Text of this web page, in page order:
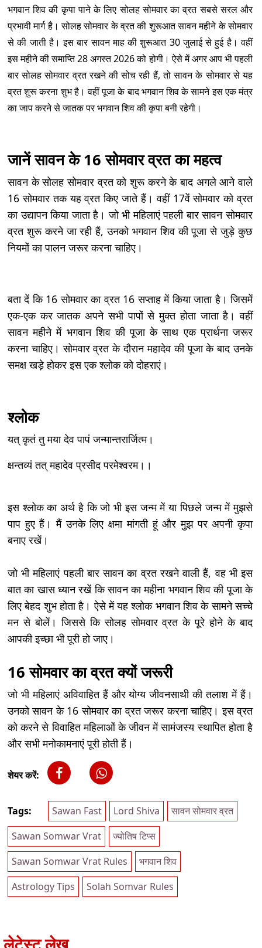
भगवान शिव की कृपा पाने के लिए सोलह सोमवार का व्रत सबसे सरल और
प्रभावी मार्ग है। सोलह सोमवार के व्रत की शुरूआत सावन महीने के सोमवार
से की जाती है। इस बार सावन माह की शुरूआत 30 जुलाई से हुई है। वहीं
इस महीने की समाप्ति 28 अगस्त 2026 को होगी। ऐसे में अगर आप भी पहली
बार सोलह सोमवार व्रत रखने की सोच रही हैं, तो सावन के सोमवार से यह
व्रत शुरू करना शुभ है। वहीं पूजा के बाद भगवान शिव के सामने इस एक मंत्र
का जाप करने से जातक पर भगवान शिव की कृपा बनी रहेगी।
जानें सावन के 16 सोमवार व्रत का महत्व
सावन के सोलह सोमवार व्रत को शुरू करने के बाद अगले आने वाले
16 सोमवार तक यह व्रत किए जाते हैं। वहीं 17वें सोमवार को व्रत
का उद्यापन किया जाता है। जो भी महिलाएं पहली बार सावन सोमवार
व्रत शुरू करने जा रही हैं, उनको भगवान शिव की पूजा से जुड़े कुछ
नियमों का पालन जरूर करना चाहिए।
बता दें कि 16 सोमवार का व्रत 16 सप्ताह में किया जाता है। जिसमें
एक-एक कर जातक अपने सभी पापों से मुक्त होता जाता है। वहीं
सावन महीने में भगवान शिव की पूजा के साथ एक प्रार्थना जरूर
करना चाहिए। सोमवार व्रत के दौरान महादेव की पूजा के बाद उनके
समक्ष खड़े होकर इस एक श्लोक को दोहराएं।
श्लोक
यत् कृतं तु मया देव पापं जन्मान्तरार्जित्म।
क्षन्तव्यं तत् महादेव प्रसीद परमेश्वरम।।
इस श्लोक का अर्थ है कि जो भी इस जन्म में या पिछले जन्म में मुझसे
पाप हुए हैं। मैं उनके लिए क्षमा मांगती हूं और मुझ पर अपनी कृपा
बनाए रखें।
जो भी महिलाएं पहली बार सावन का व्रत रखने वाली हैं, वह भी इस
बात का खास ध्यान रखें कि सावन का महीना भगवान शिव की पूजा के
लिए बेहद शुभ होता है। ऐसे में यह श्लोक भगवान शिव के सामने सच्चे
मन से बोलें। जिससे कि सोलह सोमवार व्रत के पूरे होने के बाद
आपकी इच्छा भी पूरी हो जाए।
16 सोमवार का व्रत क्यों जरूरी
जो भी महिलाएं अविवाहित हैं और योग्य जीवनसाथी की तलाश में हैं।
उनको सावन के 16 सोमवार का व्रत जरूर करना चाहिए। इस व्रत
को करने से विवाहित महिलाओं के जीवन में सामंजस्य स्थापित होता है
और सभी मनोकामनाएं पूरी होती हैं।
शेयर करें:
Tags: Sawan Fast Lord Shiva
सावन सोमवार व्रत
Sawan Somwar Vrat
ज्योतिष टिप्स
Sawan Somwar Vrat Rules
भगवान शिव
Astrology Tips
Solah Somvar Rules